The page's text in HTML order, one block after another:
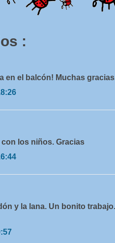
:
en el balcón! Muchas
los niños. Gracias
y la lana. Un bonito trabajo.